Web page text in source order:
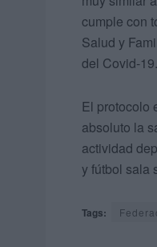
cumple con
Salud y
del Covid-19.
El protocolo
absoluto la
actividad
y fútbol sala
Tags: